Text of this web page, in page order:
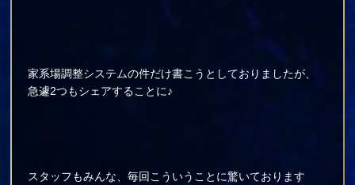
家系場調整システムの件だけ書こうとしておりましたが、
急遽2つもシェアすることに♪
スタッフもみんな、毎回こういうことに驚いております